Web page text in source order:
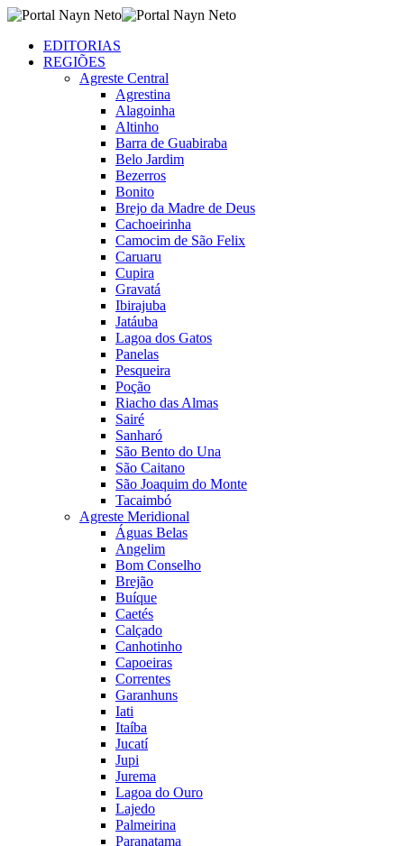
EDITORIAS
REGIÕES
Agreste Central
Agrestina
Alagoinha
Altinho
Barra de Guabiraba
Belo Jardim
Bezerros
Bonito
Brejo da Madre de Deus
Cachoeirinha
Camocim de São Felix
Caruaru
Cupira
Gravatá
Ibirajuba
Jatáuba
Lagoa dos Gatos
Panelas
Pesqueira
Poção
Riacho das Almas
Sairé
Sanharó
São Bento do Una
São Caitano
São Joaquim do Monte
Tacaimbó
Agreste Meridional
Águas Belas
Angelim
Bom Conselho
Brejão
Buíque
Caetés
Calçado
Canhotinho
Capoeiras
Correntes
Garanhuns
Iati
Itaíba
Jucatí
Jupi
Jurema
Lagoa do Ouro
Lajedo
Palmeirina
Paranatama